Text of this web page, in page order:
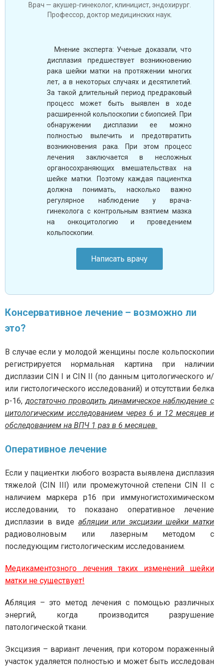
Врач — акушер-гинеколог, клиницист, эндохирург.
Профессор, доктор медицинских наук.
Мнение эксперта: Ученые доказали, что
дисплазия предшествует возникновению
рака шейки матки на протяжении многих
лет, а в некоторых случаях и десятилетий.
За такой длительный период предраковый
процесс может быть выявлен в ходе
расширенной кольпоскопии с биопсией. При
обнаружении дисплазии ее можно
полностью вылечить и предотвратить
возникновения рака. При этом процесс
лечения заключается в несложных
органосохраняющих вмешательствах на
шейке матки. Поэтому каждая пациентка
должна понимать, насколько важно
регулярное наблюдение у врача-
гинеколога с контрольным взятием мазка
на онкоцитологию и проведением
кольпоскопии.
Написать врачу
Консервативное лечение – возможно ли
это?
В случае если у молодой женщины после кольпоскопии
регистрируется нормальная картина при наличии
дисплазии CIN I и CIN II (по данным цитологического и/
или гистологического исследований) и отсутствии белка
р-16,достаточно проводить динамическое наблюдение с
цитологическим исследованием через 6 и 12 месяцев и
обследованием на ВПЧ 1 раз в 6 месяцев.
Оперативное лечение
Если у пациентки любого возраста выявлена дисплазия
тяжелой (CIN III) или промежуточной степени CIN II с
наличием маркера р16 при иммуногистохимическом
исследовании, то показано оперативное лечение
дисплазии в виде абляции или эксцизии шейки матки
радиоволновым или лазерным методом с
последующим гистологическим исследованием.
Медикаментозного лечения таких изменений шейки
матки не существует!
Абляция – это метод лечения с помощью различных
энергий, когда производится разрушение
патологической ткани.
Эксцизия – вариант лечения, при котором пораженный
участок удаляется полностью и может быть исследован